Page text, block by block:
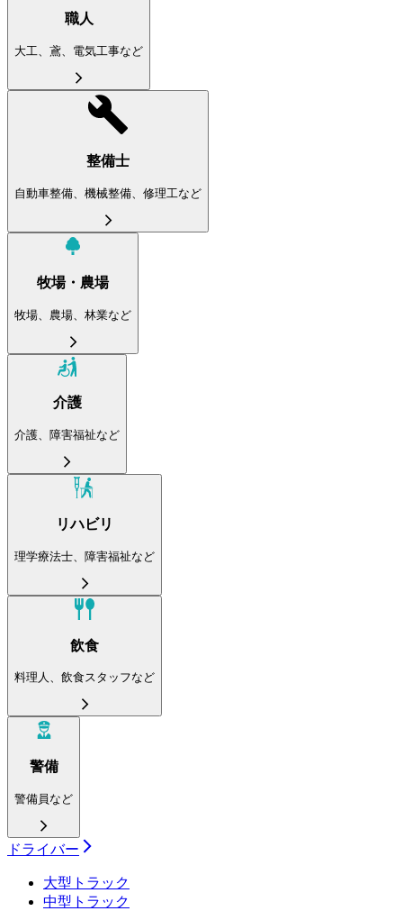
職人
大工、鳶、電気工事など
整備士
自動車整備、機械整備、修理工など
牧場・農場
牧場、農場、林業など
介護
介護、障害福祉など
リハビリ
理学療法士、障害福祉など
飲食
料理人、飲食スタッフなど
警備
警備員など
ドライバー
大型トラック
中型トラック